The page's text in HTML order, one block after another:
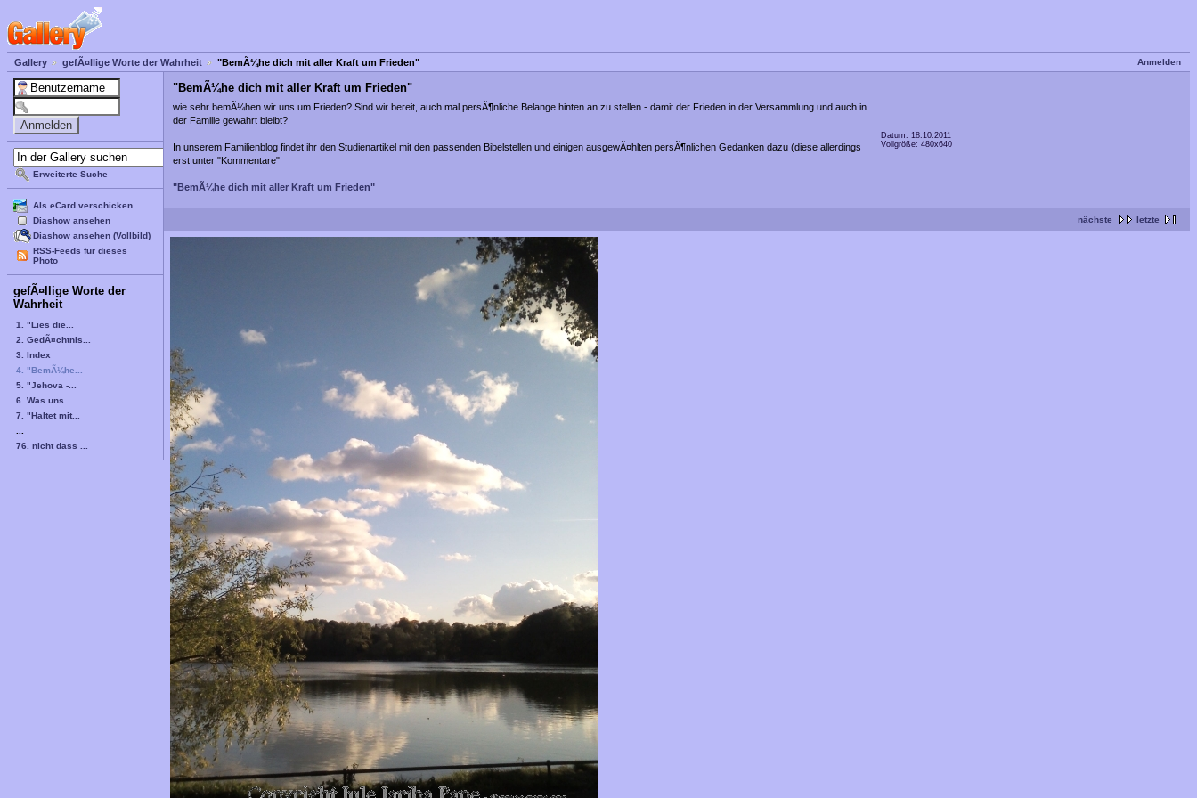
Anmelden
Gallery gefÃ¤llige Worte der Wahrheit "BemÃ¼he dich mit aller Kraft um Frieden"
Erweiterte Suche
Als eCard verschicken
Diashow ansehen
Diashow ansehen (Vollbild)
RSS-Feeds für dieses
Photo
gefÃ¤llige Worte der
Wahrheit
1. "Lies die...
2. GedÃ¤chtnis...
3. Index
4. "BemÃ¼he...
5. "Jehova -...
6. Was uns...
7. "Haltet mit...
76. nicht dass ...
"BemÃ¼he dich mit aller Kraft um Frieden"
wie sehr bemÃ¼hen wir uns um Frieden? Sind wir bereit, auch mal persÃ¶nliche Belange hinten an zu stellen - damit der Frieden in der Versammlung und auch in
der Familie gewahrt bleibt?
In unserem Familienblog findet ihr den Studienartikel mit den passenden Bibelstellen und einigen ausgewÃ¤hlten persÃ¶nlichen Gedanken dazu (diese allerdings
erst unter "Kommentare"
"BemÃ¼he dich mit aller Kraft um Frieden"
Datum: 18.10.2011
Vollgröße: 480x640
nächste letzte